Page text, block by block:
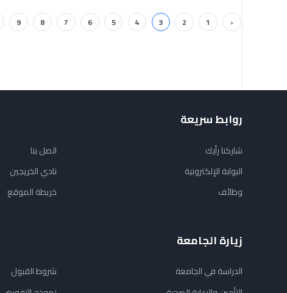
‹
1
2
3
4
5
6
7
8
9
روابط سريعة
شاركنا رأيك
البوابة الإلكترونية
وظائف
اتصل بنا
نادي الخريجين
خريطة الموقع
زيارة الجامعة
الدراسة في الجامعة
شروط القبول